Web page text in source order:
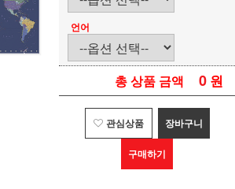
언어
총 상품 금액 0 원
관심상품 장바구니
구매하기